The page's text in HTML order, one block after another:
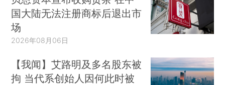
国大陆无法注册商标后退出市
场
2026年08月06日
【我闻】艾路明及多名股东被
拘 当代系创始人因何此时被